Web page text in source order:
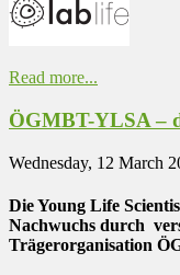
Read more...
ÖGMBT-YLSA –
Wednesday, 12 March
Die Young Life
Nachwuchs durch
Trägerorganisation